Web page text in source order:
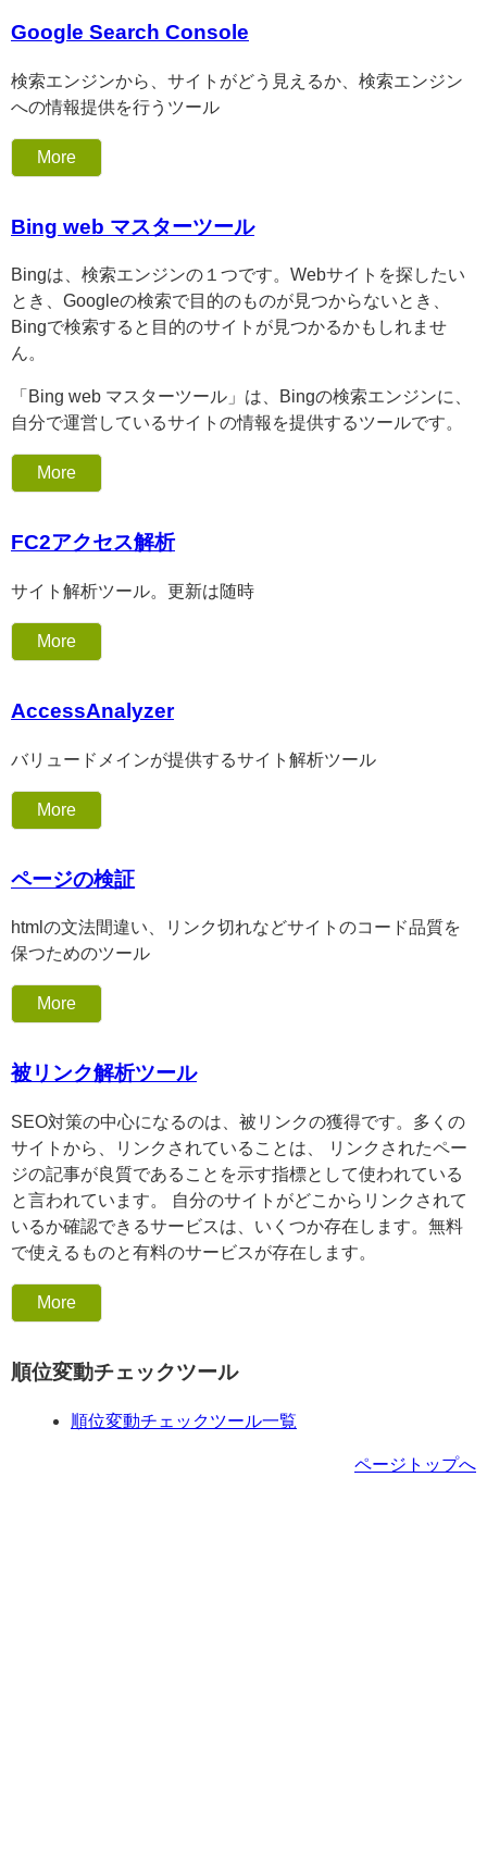
Google Search Console
検索エンジンから、サイトがどう見えるか、検索エンジン
への情報提供を行うツール
More
Bing web マスターツール
Bingは、検索エンジンの１つです。Webサイトを探したい
とき、Googleの検索で目的のものが見つからないとき、
Bingで検索すると目的のサイトが見つかるかもしれませ
ん。
「Bing web マスターツール」は、Bingの検索エンジンに、
自分で運営しているサイトの情報を提供するツールです。
More
FC2アクセス解析
サイト解析ツール。更新は随時
More
AccessAnalyzer
バリュードメインが提供するサイト解析ツール
More
ページの検証
htmlの文法間違い、リンク切れなどサイトのコード品質を
保つためのツール
More
被リンク解析ツール
SEO対策の中心になるのは、被リンクの獲得です。多くの
サイトから、リンクされていることは、 リンクされたペー
ジの記事が良質であることを示す指標として使われている
と言われています。 自分のサイトがどこからリンクされて
いるか確認できるサービスは、いくつか存在します。無料
で使えるものと有料のサービスが存在します。
More
順位変動チェックツール
順位変動チェックツール一覧
ページトップへ